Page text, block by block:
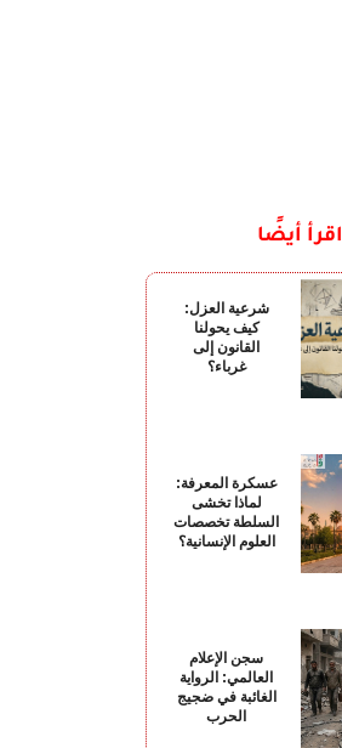
اقرأ أيضًا
شرعية العزل:
كيف يحولنا
القانون إلى
غرباء؟
عسكرة المعرفة:
لماذا تخشى
السلطة تخصصات
العلوم الإنسانية؟
سجن الإعلام
العالمي: الرواية
الغائبة في ضجيج
الحرب